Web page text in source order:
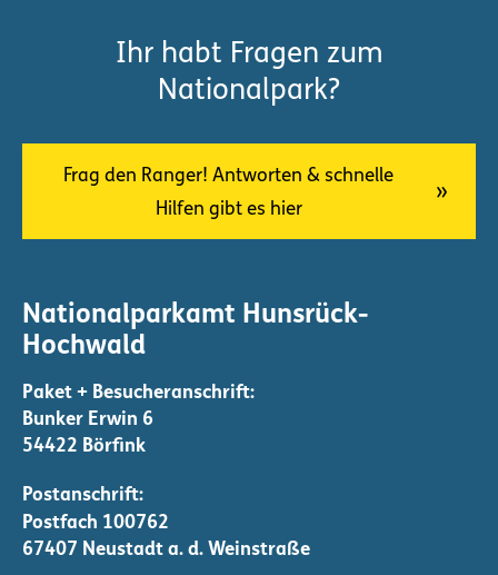
Ihr habt Fragen zum
Nationalpark?
Frag den Ranger! Antworten & schnelle
Hilfen gibt es hier
Nationalparkamt Hunsrück-
Hochwald
Bunker Erwin 6
54422 Börfink